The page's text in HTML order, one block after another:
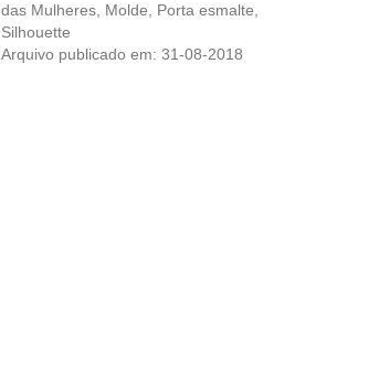
das Mulheres Molde Porta esmalte
Silhouette
Arquivo publicado em: 31-08-2018